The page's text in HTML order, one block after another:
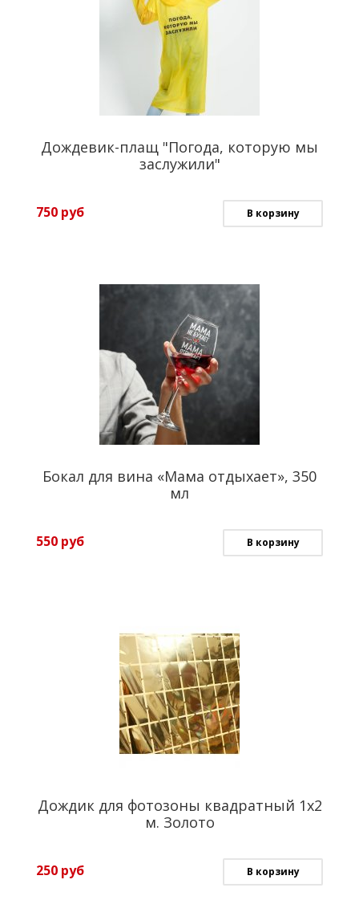
Дождевик-плащ "Погода, которую мы
заслужили"
750 руб В корзину
Бокал для вина «Мама отдыхает», 350
мл
550 руб В корзину
Дождик для фотозоны квадратный 1х2
м. Золото
250 руб В корзину